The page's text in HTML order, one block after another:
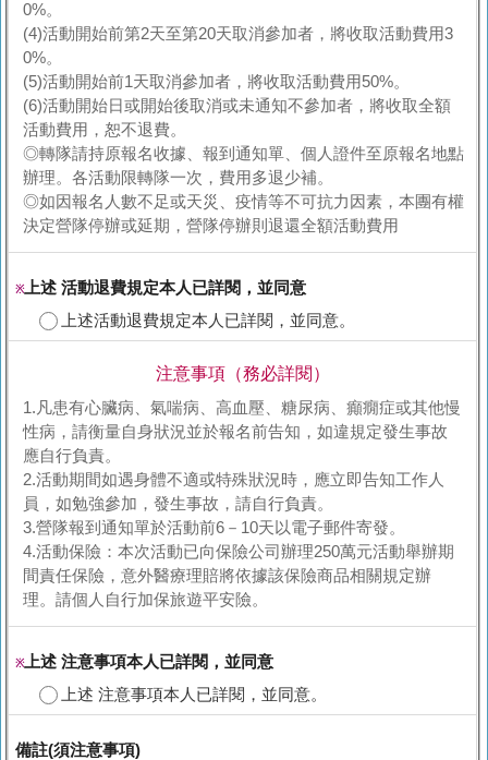
0%。
(4)活動開始前第2天至第20天取消參加者，將收取活動費用3
0%。
(5)活動開始前1天取消參加者，將收取活動費用50%。
(6)活動開始日或開始後取消或未通知不參加者，將收取全額
活動費用，恕不退費。
◎轉隊請持原報名收據、報到通知單、個人證件至原報名地點
辦理。各活動限轉隊一次，費用多退少補。
◎如因報名人數不足或天災、疫情等不可抗力因素，本團有權
決定營隊停辦或延期，營隊停辦則退還全額活動費用
※上述 活動退費規定本人已詳閱，並同意
上述活動退費規定本人已詳閱，並同意。
注意事項（務必詳閱）
1.凡患有心臟病、氣喘病、高血壓、糖尿病、癲癇症或其他慢
性病，請衡量自身狀況並於報名前告知，如違規定發生事故
應自行負責。
2.活動期間如遇身體不適或特殊狀況時，應立即告知工作人
員，如勉強參加，發生事故，請自行負責。
3.營隊報到通知單於活動前6－10天以電子郵件寄發。
4.活動保險：本次活動已向保險公司辦理250萬元活動舉辦期
間責任保險，意外醫療理賠將依據該保險商品相關規定辦
理。請個人自行加保旅遊平安險。
※上述 注意事項本人已詳閱，並同意
上述 注意事項本人已詳閱，並同意。
備註(須注意事項)